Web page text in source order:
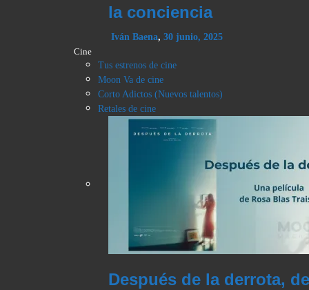
la conciencia
Iván Baena, 30 junio, 2025
Cine
Tus estrenos de cine
Moon Va de cine
Corto Adictos (Nuevos talentos)
Retales de cine
Después de la derrota, de